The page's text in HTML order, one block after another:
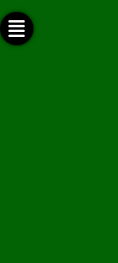
ติดต่อทางไลน์
ติดต่อทางเฟสบุ๊ค
ช่อง Youtube
ติดต่อทางอีเมล์
ติดต่อทางโทรศัพ